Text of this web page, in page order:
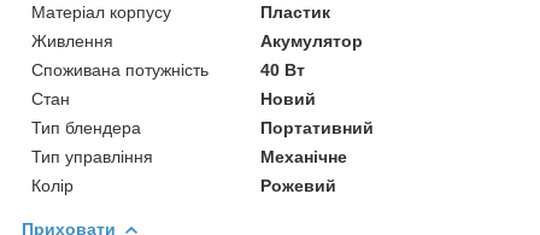
Матеріал корпусу
Пластик
Живлення
Акумулятор
Споживана потужність
40 Вт
Стан
Новий
Тип блендера
Портативний
Тип управління
Механічне
Колір
Рожевий
Приховати